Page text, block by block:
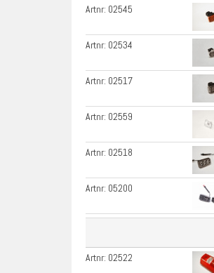
Artnr: 02545
Artnr: 02534
Artnr: 02517
Artnr: 02559
Artnr: 02518
Artnr: 05200
Artnr: 02522